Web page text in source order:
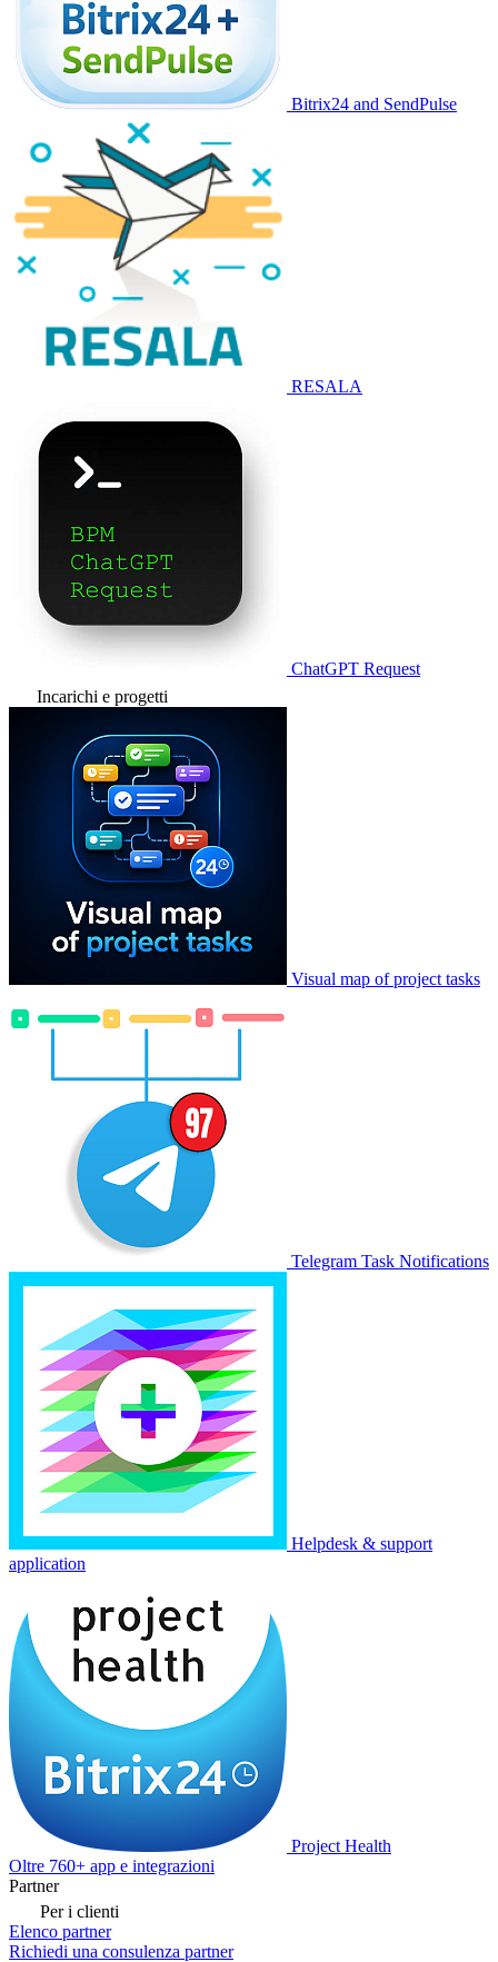
Bitrix24 and SendPulse
RESALA
ChatGPT Request
Incarichi e progetti
Visual map of project tasks
Telegram Task Notifications
Helpdesk & support
application
Project Health
Oltre 760+ app e integrazioni
Partner
Per i clienti
Elenco partner
Richiedi una consulenza partner